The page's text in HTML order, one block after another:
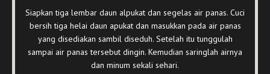
Siapkan tiga lembar daun alpukat dan segelas air panas. Cuci
bersih tiga helai daun apukat dan masukkan pada air panas
yang disediakan sambil diseduh. Setelah itu tunggulah
sampai air panas tersebut dingin. Kemudian saringlah airnya
dan minum sekali sehari.